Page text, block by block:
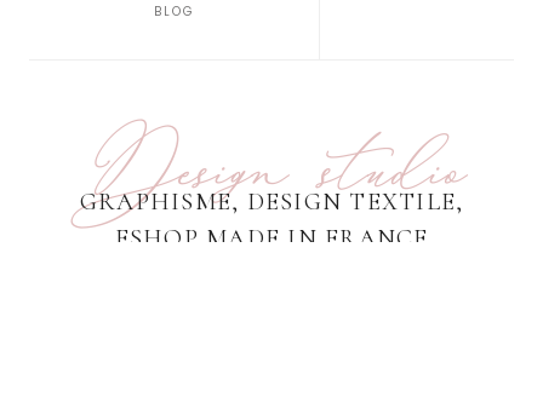
BLOG
Design studio
GRAPHISME, DESIGN TEXTILE,
ESHOP MADE IN FRANCE